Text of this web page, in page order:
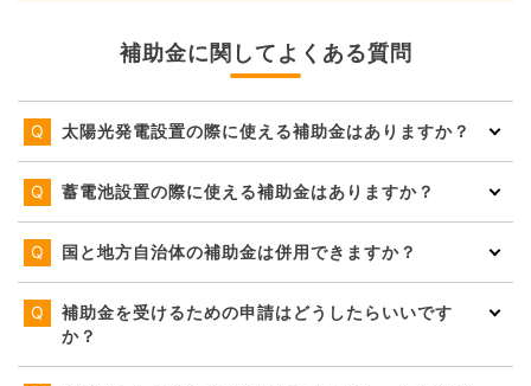
補助金に関してよくある質問
太陽光発電設置の際に使える補助金はありますか？
蓄電池設置の際に使える補助金はありますか？
国と地方自治体の補助金は併用できますか？
補助金を受けるための申請はどうしたらいいです
か？